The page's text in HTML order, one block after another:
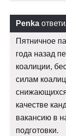
Penka
Пятничное
года назад
коалиции,
силам
снижающихся
качестве
вакансию в
подготовки.